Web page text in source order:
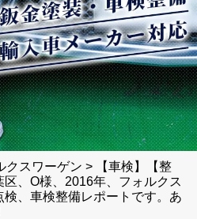
クスワーゲン >
【車検】【整
、O様、2016年、フォルクス
、車検整備レポートです。あ